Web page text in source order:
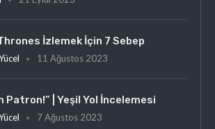
İzlemek İçin 7 Sebep
11 Ağustos 2023
Patron!” | Yeşil Yol İncelemesi
7 Ağustos 2023